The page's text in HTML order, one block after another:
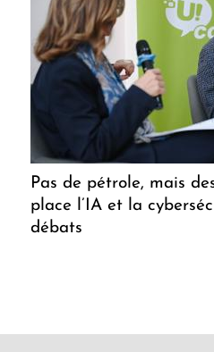
Pas de pétrole, mais
place l’IA et la
débats